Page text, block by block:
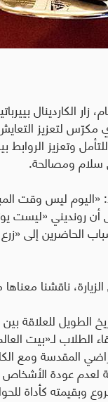
زار الكاردينال
لتعزيز
وتعزيز
سلام ومصالحة.
«اليوم ليس وقت
أن رونديني «ليست
الحاضرين إلى
ناقشنا
الطلاب لـ«بيت
المقدسة ومع
لعدم عودة
وبقيمته كأداة